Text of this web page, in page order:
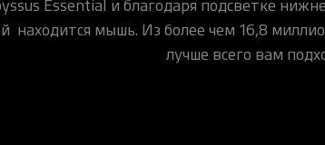
находится мышь. Из более чем 16,8
лучше всего вам